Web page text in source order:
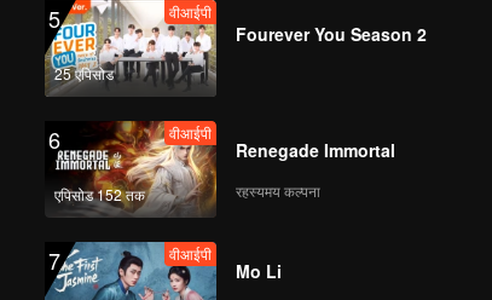
5
25 एपिसोड
वीआईपी
Fourever You Season 2
6
एपिसोड 152 तक
वीआईपी
Renegade Immortal
रहस्यमय कल्पना
7 वीआईपी
Mo Li